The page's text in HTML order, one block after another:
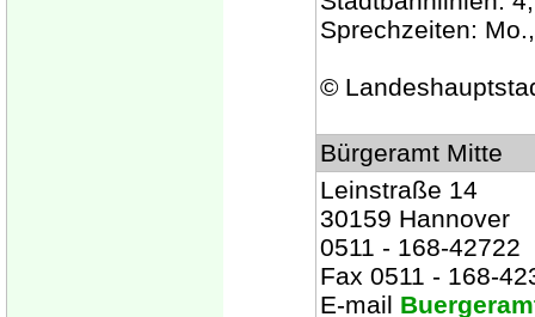
Sprechzeiten:
©
Bürgeramt Mitte
Leinstraße 14
30159 Hannover
0511 - 168-42722
Fax 0511 - 168-
E-mail